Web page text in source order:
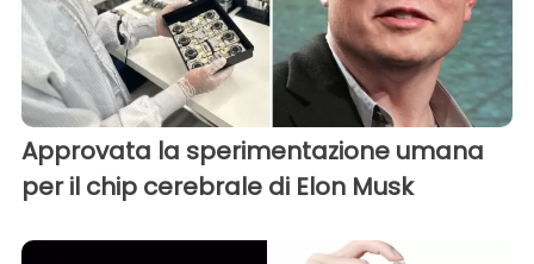
Approvata la sperimentazione umana
per il chip cerebrale di Elon Musk